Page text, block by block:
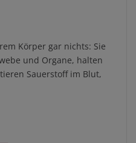
Körper gar nichts: Sie
und Organe, halten
Sauerstoff im Blut,